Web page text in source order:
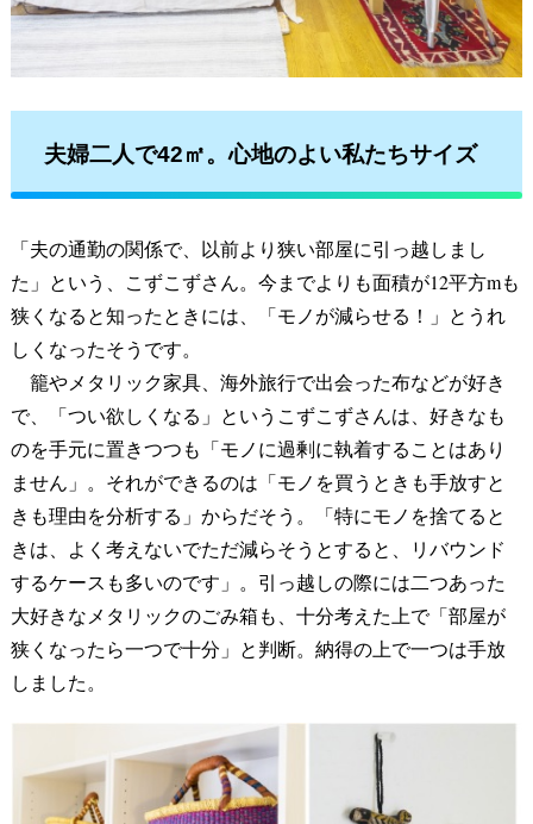
夫婦二人で42㎡。心地のよい私たちサイズ
「夫の通勤の関係で、以前より狭い部屋に引っ越しまし
た」という、こずこずさん。今までよりも面積が12平方mも
狭くなると知ったときには、「モノが減らせる！」とうれ
しくなったそうです。
籠やメタリック家具、海外旅行で出会った布などが好き
で、「つい欲しくなる」というこずこずさんは、好きなも
のを手元に置きつつも「モノに過剰に執着することはあり
ません」。それができるのは「モノを買うときも手放すと
きも理由を分析する」からだそう。「特にモノを捨てると
きは、よく考えないでただ減らそうとすると、リバウンド
するケースも多いのです」。引っ越しの際には二つあった
大好きなメタリックのごみ箱も、十分考えた上で「部屋が
狭くなったら一つで十分」と判断。納得の上で一つは手放
しました。